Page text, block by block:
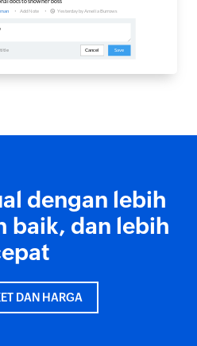
dengan lebih
baik, dan lebih
DAN HARGA